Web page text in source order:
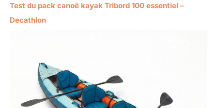
Test du pack canoë kayak Tribord 100 essentiel –
Decathlon